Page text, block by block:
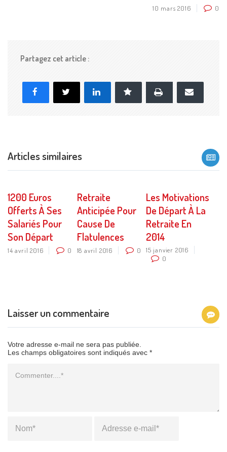
10 mars 2016 0
Partagez cet article :
Facebook LinkedIn Marque-page
Imprimer
mail
Articles similaires
1200 Euros
Offerts À Ses
Salariés Pour
Son Départ
14 avril 2016 0
Retraite
Anticipée Pour
Cause De
Flatulences
18 avril 2016 0
Les Motivations
De Départ À La
Retraite En
2014
15 janvier 2016
0
Laisser un commentaire
Votre adresse e-mail ne sera pas publiée.
Les champs obligatoires sont indiqués avec *